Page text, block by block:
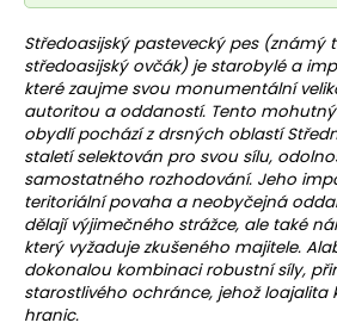
Středoasijskýpastevecký pes(známý
středoasijský ovčák) je starobylé a
které zaujme svou monumentální
autoritou a oddaností. Tento
obydlí pochází z drsných oblastí
staletí selektován pro svou sílu,
samostatného rozhodování. Jeho
teritoriálnípovaha a neobyčejná
dělají výjimečného strážce, ale také
který vyžaduje zkušeného majitele.
dokonalou kombinaci robustní síly,
starostlivého ochránce, jehož loajalita
hranic.
a
j
í
t
?
HLEDAT